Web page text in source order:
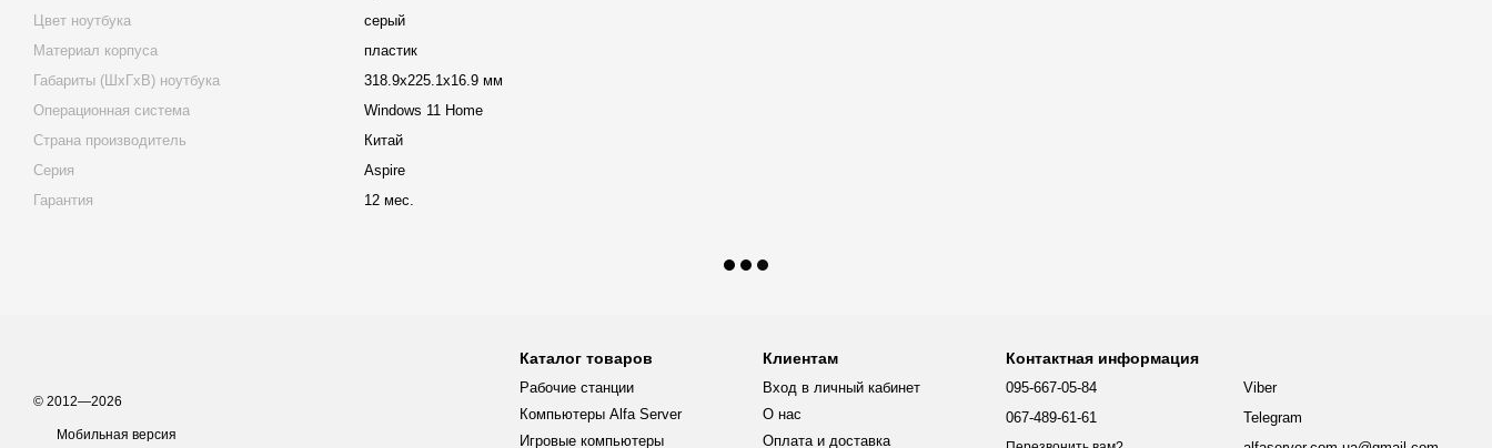
Цвет ноутбука
серый
Материал корпуса
пластик
Габариты (ШхГхВ) ноутбука
318.9х225.1х16.9 мм
Операционная система
Windows 11 Home
Страна производитель
Китай
Серия
Aspire
Гарантия
12 мес.
© 2012—2026
Мобильная версия
Каталог товаров
Рабочие станции
Компьютеры Alfa Server
Игровые компьютеры
Клиентам
Вход в личный кабинет
О нас
Оплата и доставка
Контактная информация
095-667-05-84
067-489-61-61
Viber
Telegram